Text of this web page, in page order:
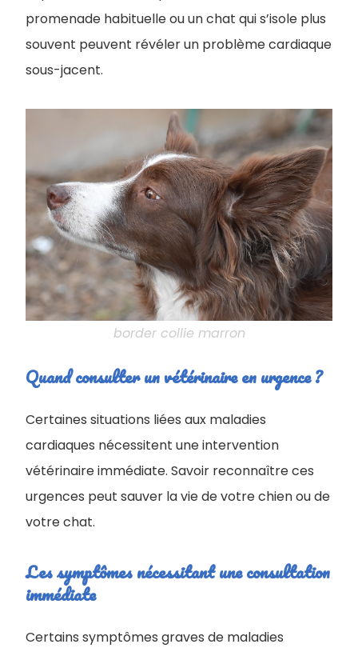
promenade habituelle ou un chat qui s’isole plus
souvent peuvent révéler un problème cardiaque
sous-jacent.
border collie marron
Quand consulter un vétérinaire en urgence ?
Certaines situations liées aux maladies
cardiaques nécessitent une intervention
vétérinaire immédiate. Savoir reconnaître ces
urgences peut sauver la vie de votre chien ou de
votre chat.
Les symptômes nécessitant une consultation
immédiate
Certains symptômes graves de maladies